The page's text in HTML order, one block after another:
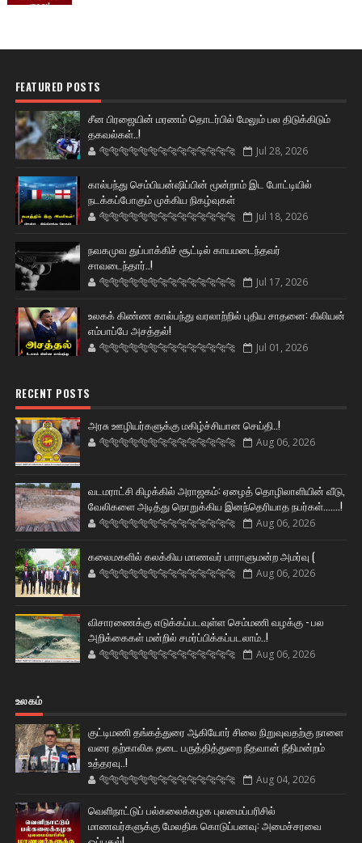
FEATURED POSTS
சீன பிரஜையின் மரணம் தொடர்பில் மேலும் பல திடுக்கிடும்
தகவல்கள்..!
🐅🐅🐅🐅🐅🐅🐆🐆🐆🐆🐆🐆🐆🐆 Jul 28, 2026
கால்பந்து செம்பியன்ஷிப்பின் மூன்றாம் இட போட்டியில்
நடக்கப்போகும் முக்கிய நிகழ்வுகள்
🐅🐅🐅🐅🐅🐅🐆🐆🐆🐆🐆🐆🐆🐆 Jul 18, 2026
நவகமுவ துப்பாக்கிச் சூட்டில் காயமடைந்தவர்
சாவடைந்தார்..!
🐅🐅🐅🐅🐅🐅🐆🐆🐆🐆🐆🐆🐆🐆 Jul 17, 2026
உலகக் கிண்ண கால்பந்து வரலாற்றில் புதிய சாதனை: கிலியன்
எம்பாப்பே அசத்தல்!
🐅🐅🐅🐅🐅🐅🐆🐆🐆🐆🐆🐆🐆🐆 Jul 01, 2026
RECENT POSTS
அரசு ஊழியர்களுக்கு மகிழ்ச்சியான செய்தி..!
🐅🐅🐅🐅🐅🐅🐆🐆🐆🐆🐆🐆🐆🐆 Aug 06, 2026
வடமராட்சி கிழக்கில் அராஜகம்: ஏழைத் தொழிலாளியின் வீடு,
வேலிகளை அடித்து நொறுக்கிய இனந்தெரியாத நபர்கள்.......!
🐅🐅🐅🐅🐅🐅🐆🐆🐆🐆🐆🐆🐆🐆 Aug 06, 2026
கலைமகளில் கலக்கிய மாணவர் பாராளுமன்ற அமர்வு (
🐅🐅🐅🐅🐅🐅🐆🐆🐆🐆🐆🐆🐆🐆 Aug 06, 2026
விசாரணைக்கு எடுக்கப்படவுள்ள செம்மணி வழக்கு - பல
அறிக்கைகள் மன்றில் சமர்ப்பிக்கப்படலாம்..!
🐅🐅🐅🐅🐅🐅🐆🐆🐆🐆🐆🐆🐆🐆 Aug 06, 2026
உலகம்
குட்டிமணி தங்கத்துரை ஆகியோர் சிலை நிறுவுவதற்கு நாளை
வரை தற்காலிக தடை பருத்தித்துறை நீதவான் நீதிமன்றம்
உத்தரவு..!
🐅🐅🐅🐅🐅🐅🐆🐆🐆🐆🐆🐆🐆🐆 Aug 04, 2026
வெளிநாட்டுப் பல்கலைக்கழக புலமைப்பரிசில்
மாணவர்களுக்கு மேலதிக கொடுப்பனவு: அமைச்சரவை